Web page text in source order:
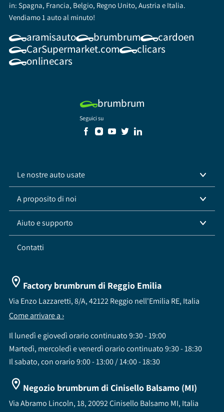
in: Spagna, Francia, Belgio, Regno Unito, Austria e Italia.
Vendiamo 1 auto al minuto!
aramisauto brumbrum
cardoen
CarSupermarket.com
clicars
onlinecars
brumbrum
Seguici su
Le nostre auto usate
A proposito di noi
Aiuto e supporto
Contatti
Factory brumbrum di Reggio Emilia
Via Enzo Lazzaretti, 8/A, 42122 Reggio nell'Emilia RE, Italia
Come arrivare a ›
Il lunedì e giovedì orario continuato 9:30 - 19:00
Martedì, mercoledì e venerdì orario continuato 9:30 - 18:30
Il sabato, con orario 9:00 - 13:00 / 14:00 - 18:30
Negozio brumbrum di Cinisello Balsamo (MI)
Via Abramo Lincoln, 18, 20092 Cinisello Balsamo MI, Italia